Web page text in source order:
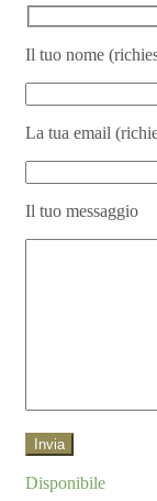
Il tuo nome
La tua email
Il tuo messaggio
Disponibile